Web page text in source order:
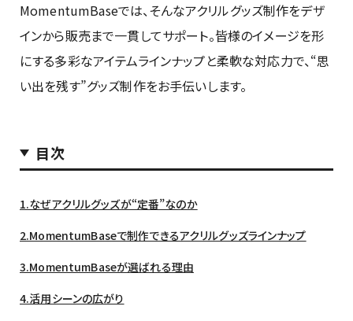
MomentumBaseでは、そんなアクリルグッズ制作をデザ
インから販売まで一貫してサポート。皆様のイメージを形
にする多彩なアイテムラインナップと柔軟な対応力で、“思
い出を残す”グッズ制作をお手伝いします。
目次
1.なぜアクリルグッズが“定番”なのか
2.MomentumBaseで制作できるアクリルグッズラインナップ
3.MomentumBaseが選ばれる理由
4.活用シーンの広がり